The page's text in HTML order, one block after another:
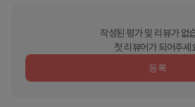
작성된 평가 및 리뷰가 없
첫 리뷰어가 되어주세
등록